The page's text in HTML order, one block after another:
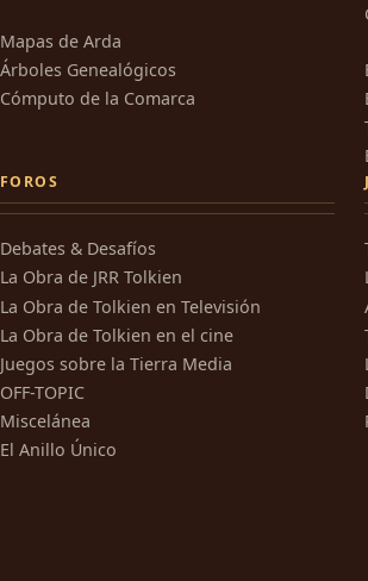
Mapas de Arda
Árboles Genealógicos
Cómputo de la Comarca
FOROS
Debates & Desafíos
La Obra de JRR Tolkien
La Obra de Tolkien en Televisión
La Obra de Tolkien en el cine
Juegos sobre la Tierra Media
OFF-TOPIC
Miscelánea
El Anillo Único